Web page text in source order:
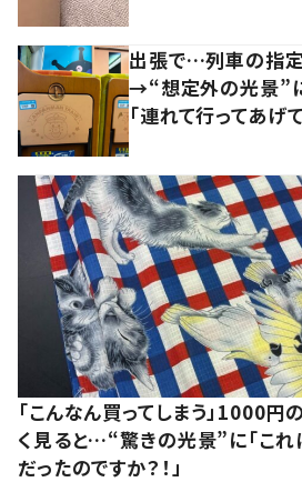
出張で…列車の指
→“想定外の光景”に
「連れて行ってあげ
「こんなん買ってしまう」1000円
く見ると…“驚きの光景”に「これ
だったのですか？！」